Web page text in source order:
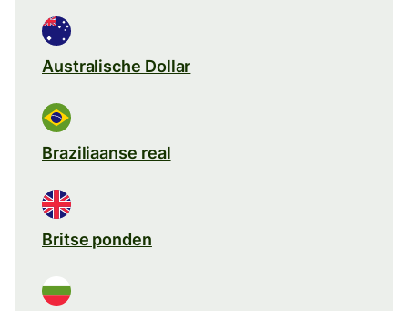
Australische Dollar
Braziliaanse real
Britse ponden